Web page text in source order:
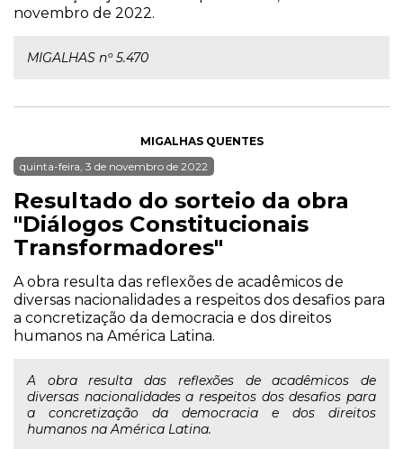
novembro de 2022.
MIGALHAS nº 5.470
MIGALHAS QUENTES
quinta-feira, 3 de novembro de 2022
Resultado do sorteio da obra
"Diálogos Constitucionais
Transformadores"
A obra resulta das reflexões de acadêmicos de
diversas nacionalidades a respeitos dos desafios para
a concretização da democracia e dos direitos
humanos na América Latina.
A obra resulta das reflexões de acadêmicos de
diversas nacionalidades a respeitos dos desafios para
a concretização da democracia e dos direitos
humanos na América Latina.